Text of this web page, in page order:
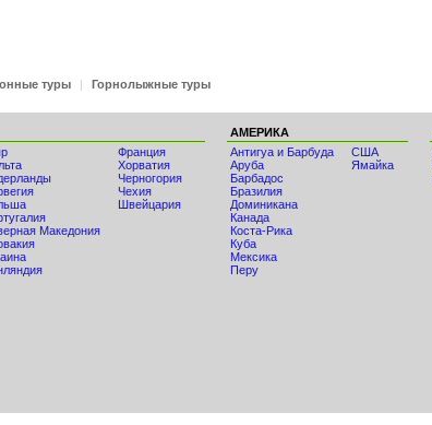
туры | Горнолыжные туры
Македония
Франция
Хорватия
Черногория
Чехия
Швейцария
АМЕРИКА
Антигуа и Барбуда
Аруба
Барбадос
Бразилия
Доминикана
Канада
Коста-Рика
Куба
Мексика
Перу
США
Ямайка